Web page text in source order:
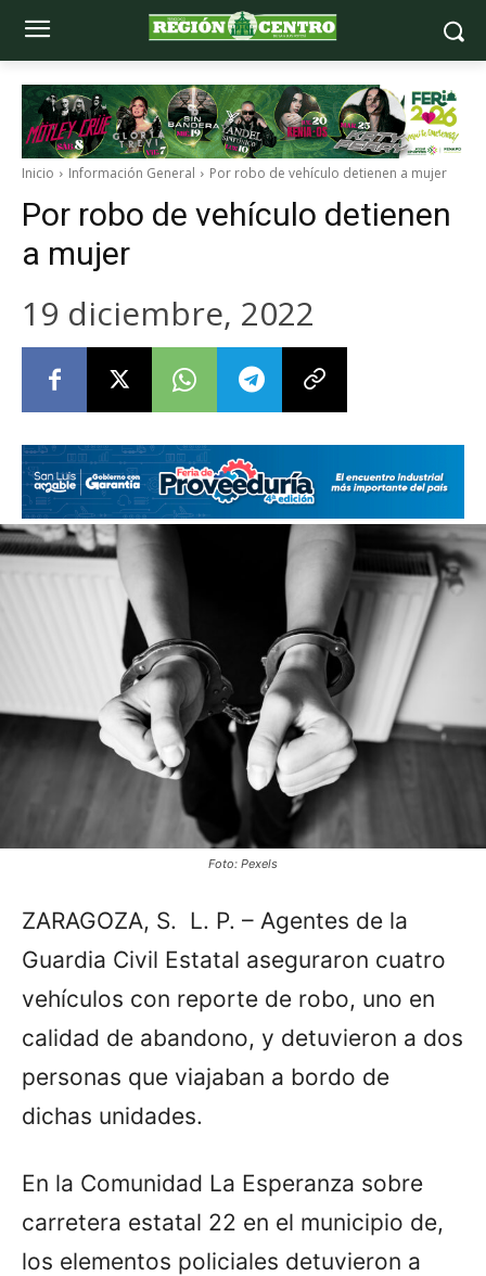
Inicio Información General Por robo de vehículo detienen a mujer
Por robo de vehículo detienen
a mujer
19 diciembre, 2022
Foto: Pexels
ZARAGOZA, S. L. P. – Agentes de la
Guardia Civil Estatal aseguraron cuatro
vehículos con reporte de robo, uno en
calidad de abandono, y detuvieron a dos
personas que viajaban a bordo de
dichas unidades.
En la Comunidad La Esperanza sobre
carretera estatal 22 en el municipio de,
los elementos policiales detuvieron a